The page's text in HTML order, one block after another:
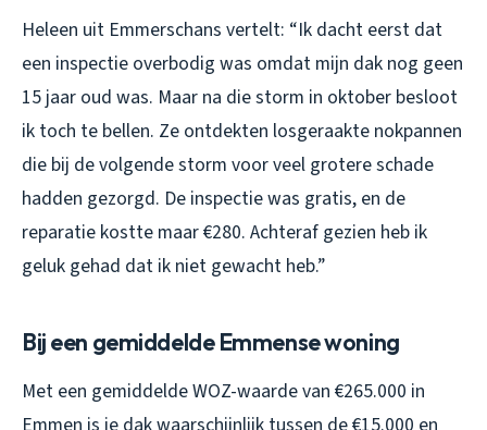
Heleen uit Emmerschans vertelt: “Ik dacht eerst dat
een inspectie overbodig was omdat mijn dak nog geen
15 jaar oud was. Maar na die storm in oktober besloot
ik toch te bellen. Ze ontdekten losgeraakte nokpannen
die bij de volgende storm voor veel grotere schade
hadden gezorgd. De inspectie was gratis, en de
reparatie kostte maar €280. Achteraf gezien heb ik
geluk gehad dat ik niet gewacht heb.”
Bij een gemiddelde Emmense woning
Met een gemiddelde WOZ-waarde van €265.000 in